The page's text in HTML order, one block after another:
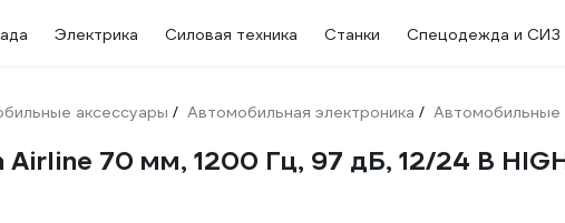
Электрика Силовая техника Станки Спецодежда и СИЗ
аксессуары / Автомобильная электроника / Автомобильные
Airline 70 мм, 1200 Гц, 97 дБ, 12/24 В